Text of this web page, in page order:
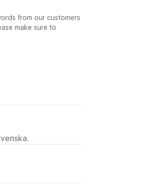
from our customers
make sure to